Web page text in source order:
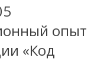
опыт
«Код